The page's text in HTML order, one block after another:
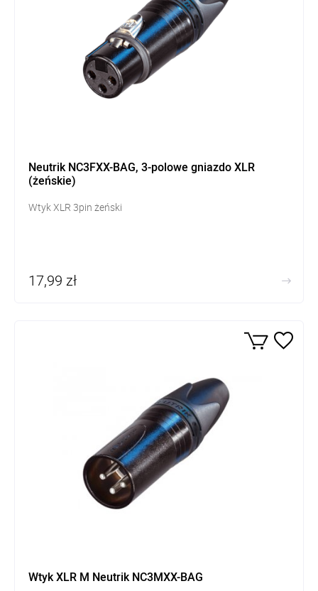
Neutrik NC3FXX-BAG, 3-polowe gniazdo XLR
(żeńskie)
Wtyk XLR 3pin żeński
17,99 zł
Wtyk XLR M Neutrik NC3MXX-BAG